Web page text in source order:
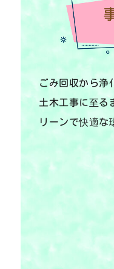
ごみ回収から浄
土木工事に至る
リーンで快適な